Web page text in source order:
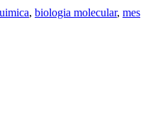
, biologia molecular, mes